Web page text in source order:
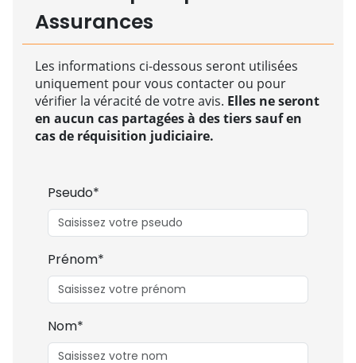
Assurances
Les informations ci-dessous seront utilisées
uniquement pour vous contacter ou pour
vérifier la véracité de votre avis. Elles ne seront
en aucun cas partagées à des tiers sauf en
cas de réquisition judiciaire.
Pseudo*
Prénom*
Nom*